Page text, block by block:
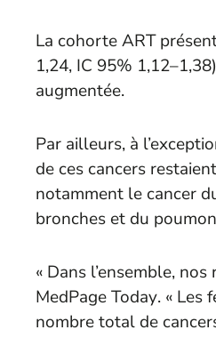
La cohorte ART
1,24, IC 95%
augmentée.
Par ailleurs, à
de ces cancers
notamment le cancer
bronches et du
« Dans l’ensemble,
MedPage Today. « Les
nombre total de